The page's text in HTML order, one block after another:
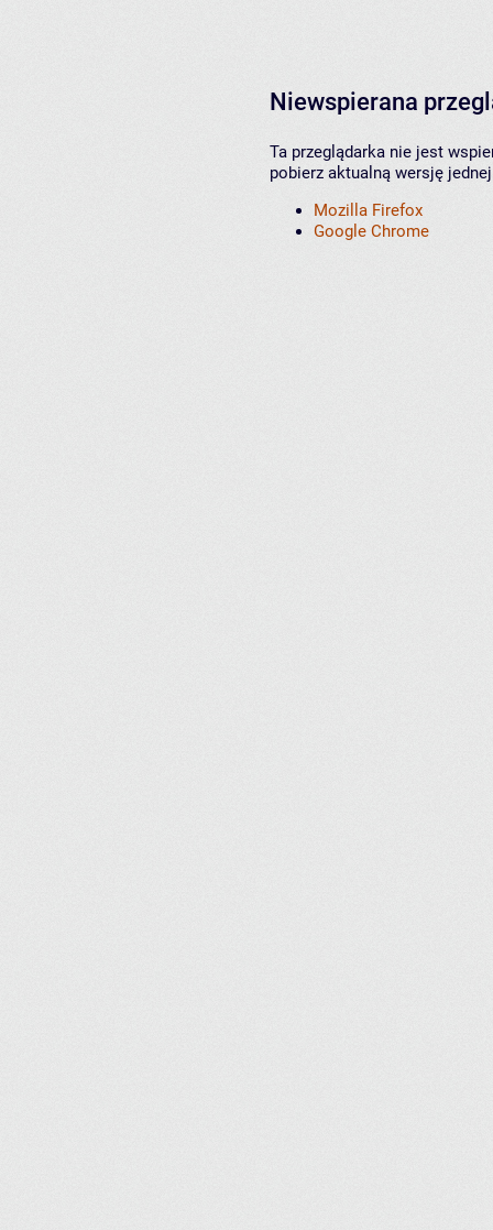
Niewspierana
Ta przeglądarka nie jest
pobierz aktualną wersję
Mozilla Firefox
Google Chrome